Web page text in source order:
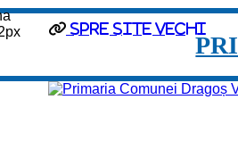
spre site vechi